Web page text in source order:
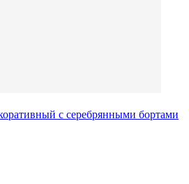
с серебрянными бортами